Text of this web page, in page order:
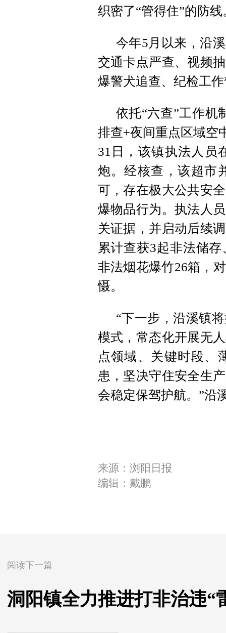
织密了“管得住”的防线
今年5月以来，沿
交通卡点严查、视频
爆警犬追查、纪检工
依托“六查”工作机
排查+夜间重点区域空
31日，该镇执法人员
炮。经核查，该超市
可，存在极大公共安
爆物品行为。执法人
关证据，并启动后续
累计查获3起非法储
非法烟花爆竹26箱，
慑。
“下一步，沿溪镇
模式，常态化开展无
点领域、关键时段、
患，坚决守住安全生
会稳定保驾护航。”沿
来源：浏阳日报
编辑：戴鹏
阅读下一篇
洞阳镇全力推进打非治违“